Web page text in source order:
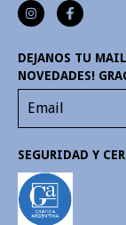
DEJANOS TU
NOVEDADES!
SEGURIDAD Y